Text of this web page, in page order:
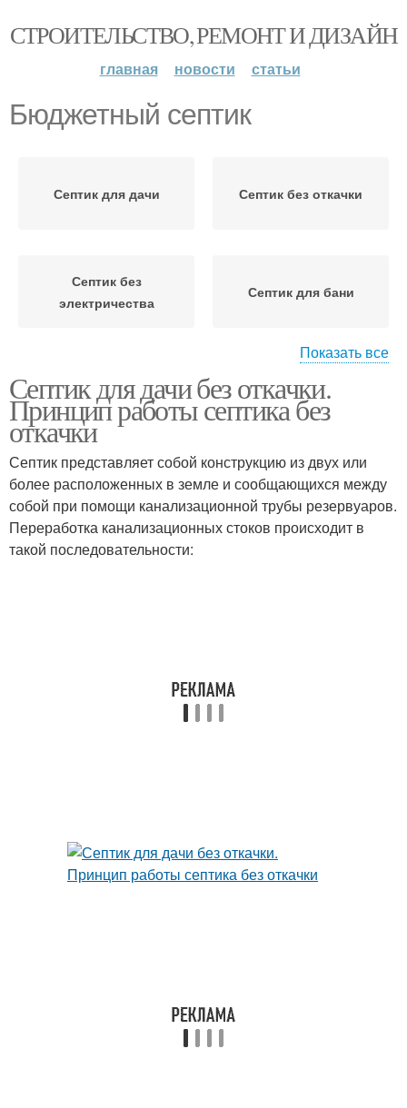
СТРОИТЕЛЬСТВО, РЕМОНТ И ДИЗАЙН
главная новости статьи
Бюджетный септик
Септик для дачи Септик без откачки
Септик без
электричества
Септик для бани
Септики для бани
Показать все
Септик для дачи без откачки.
Принцип работы септика без
откачки
Септик представляет собой конструкцию из двух или
более расположенных в земле и сообщающихся между
собой при помощи канализационной трубы резервуаров.
Переработка канализационных стоков происходит в
такой последовательности: